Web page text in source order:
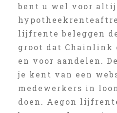
bent u wel voor
lijfrente beleggen
groot dat Chainlink
en voor aandelen.
je kent van een
medewerkers in
doen. Aegon